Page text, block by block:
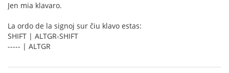
Jen mia klavaro.
La ordo de la signoj sur ĉiu klavo estas:
SHIFT | ALTGR-SHIFT
----- | ALTGR